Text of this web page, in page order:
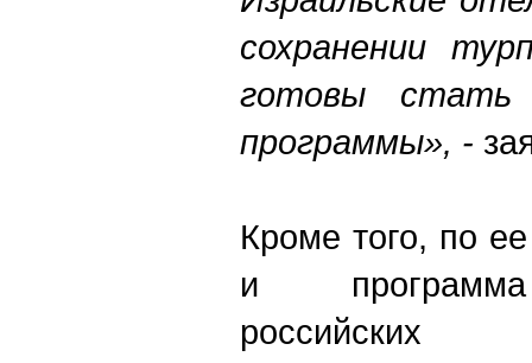
сохранении
готовы стать
программы», -
Кроме того, по
и программа